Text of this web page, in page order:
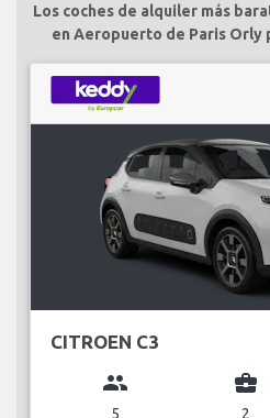
Los coches de alquiler más
en Aeropuerto de Paris Orly
CITROEN C3
group
5
business_center
2